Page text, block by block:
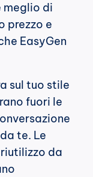
meglio di
prezzo e
EasyGen
sul tuo stile
fuori le
te. Le
da